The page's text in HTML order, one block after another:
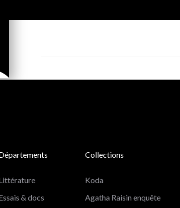
& docs
Collections
Koda
Agatha Raisin enquête